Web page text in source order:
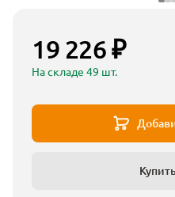
19 226 ₽
На складе 49 шт.